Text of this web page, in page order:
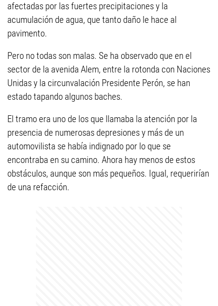
afectadas por las fuertes precipitaciones y la
acumulación de agua, que tanto daño le hace al
pavimento.
Pero no todas son malas. Se ha observado que en el
sector de la avenida Alem, entre la rotonda con Naciones
Unidas y la circunvalación Presidente Perón, se han
estado tapando algunos baches.
El tramo era uno de los que llamaba la atención por la
presencia de numerosas depresiones y más de un
automovilista se había indignado por lo que se
encontraba en su camino. Ahora hay menos de estos
obstáculos, aunque son más pequeños. Igual, requerirían
de una refacción.